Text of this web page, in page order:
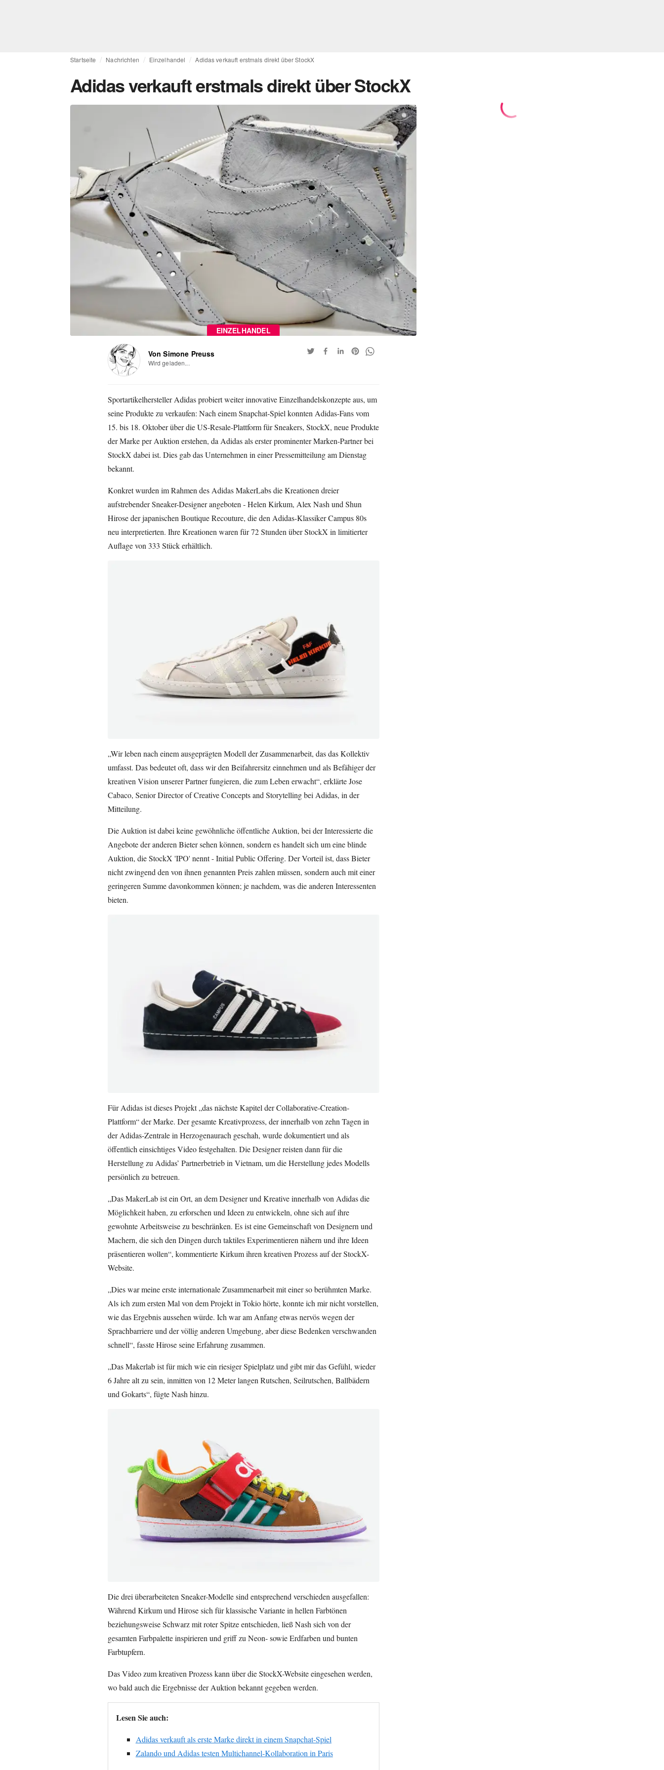
Startseite Nachrichten Einzelhandel Adidas verkauft erstmals direkt über StockX
Adidas verkauft erstmals direkt über StockX
EINZELHANDEL
Von Simone Preuss
Wird geladen...
Sportartikelhersteller Adidas probiert weiter innovative Einzelhandelskonzepte aus, um
seine Produkte zu verkaufen: Nach einem Snapchat-Spiel konnten Adidas-Fans vom
15. bis 18. Oktober über die US-Resale-Plattform für Sneakers, StockX, neue Produkte
der Marke per Auktion erstehen, da Adidas als erster prominenter Marken-Partner bei
StockX dabei ist. Dies gab das Unternehmen in einer Pressemitteilung am Dienstag
bekannt.
Konkret wurden im Rahmen des Adidas MakerLabs die Kreationen dreier
aufstrebender Sneaker-Designer angeboten - Helen Kirkum, Alex Nash und Shun
Hirose der japanischen Boutique Recouture, die den Adidas-Klassiker Campus 80s
neu interpretierten. Ihre Kreationen waren für 72 Stunden über StockX in limitierter
Auflage von 333 Stück erhältlich.
„Wir leben nach einem ausgeprägten Modell der Zusammenarbeit, das das Kollektiv
umfasst. Das bedeutet oft, dass wir den Beifahrersitz einnehmen und als Befähiger der
kreativen Vision unserer Partner fungieren, die zum Leben erwacht“, erklärte Jose
Cabaco, Senior Director of Creative Concepts and Storytelling bei Adidas, in der
Mitteilung.
Die Auktion ist dabei keine gewöhnliche öffentliche Auktion, bei der Interessierte die
Angebote der anderen Bieter sehen können, sondern es handelt sich um eine blinde
Auktion, die StockX 'IPO' nennt - Initial Public Offering. Der Vorteil ist, dass Bieter
nicht zwingend den von ihnen genannten Preis zahlen müssen, sondern auch mit einer
geringeren Summe davonkommen können; je nachdem, was die anderen Interessenten
bieten.
Für Adidas ist dieses Projekt „das nächste Kapitel der Collaborative-Creation-
Plattform“ der Marke. Der gesamte Kreativprozess, der innerhalb von zehn Tagen in
der Adidas-Zentrale in Herzogenaurach geschah, wurde dokumentiert und als
öffentlich einsichtiges Video festgehalten. Die Designer reisten dann für die
Herstellung zu Adidas’ Partnerbetrieb in Vietnam, um die Herstellung jedes Modells
persönlich zu betreuen.
„Das MakerLab ist ein Ort, an dem Designer und Kreative innerhalb von Adidas die
Möglichkeit haben, zu erforschen und Ideen zu entwickeln, ohne sich auf ihre
gewohnte Arbeitsweise zu beschränken. Es ist eine Gemeinschaft von Designern und
Machern, die sich den Dingen durch taktiles Experimentieren nähern und ihre Ideen
präsentieren wollen“, kommentierte Kirkum ihren kreativen Prozess auf der StockX-
Website.
„Dies war meine erste internationale Zusammenarbeit mit einer so berühmten Marke.
Als ich zum ersten Mal von dem Projekt in Tokio hörte, konnte ich mir nicht vorstellen,
wie das Ergebnis aussehen würde. Ich war am Anfang etwas nervös wegen der
Sprachbarriere und der völlig anderen Umgebung, aber diese Bedenken verschwanden
schnell“, fasste Hirose seine Erfahrung zusammen.
„Das Makerlab ist für mich wie ein riesiger Spielplatz und gibt mir das Gefühl, wieder
6 Jahre alt zu sein, inmitten von 12 Meter langen Rutschen, Seilrutschen, Ballbädern
und Gokarts“, fügte Nash hinzu.
Die drei überarbeiteten Sneaker-Modelle sind entsprechend verschieden ausgefallen:
Während Kirkum und Hirose sich für klassische Variante in hellen Farbtönen
beziehungsweise Schwarz mit roter Spitze entschieden, ließ Nash sich von der
gesamten Farbpalette inspirieren und griff zu Neon- sowie Erdfarben und bunten
Farbtupfern.
Das Video zum kreativen Prozess kann über die StockX-Website eingesehen werden,
wo bald auch die Ergebnisse der Auktion bekannt gegeben werden.
Lesen Sie auch:
Adidas verkauft als erste Marke direkt in einem Snapchat-Spiel
Zalando und Adidas testen Multichannel-Kollaboration in Paris